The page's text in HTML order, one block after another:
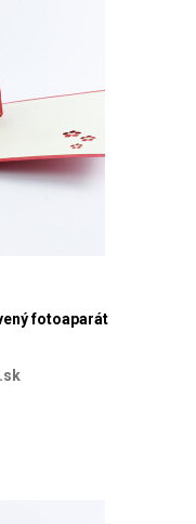
fotoaparát